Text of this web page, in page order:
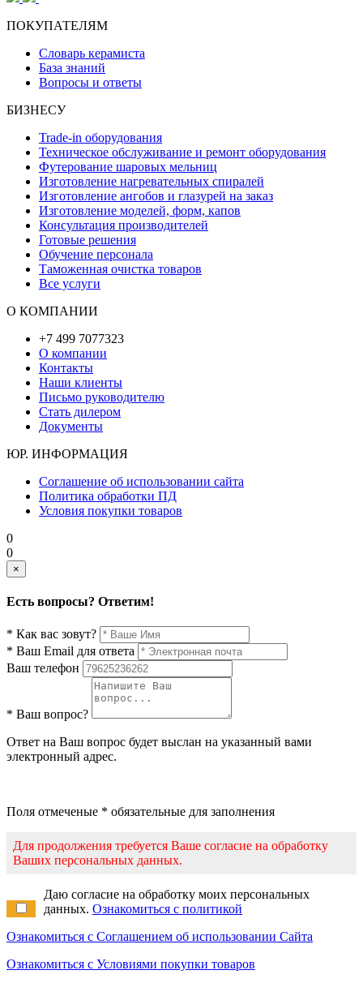
ПОКУПАТЕЛЯМ
Словарь керамиста
База знаний
Вопросы и ответы
БИЗНЕСУ
Trade-in оборудования
Техническое обслуживание и ремонт оборудования
Футерование шаровых мельниц
Изготовление нагревательных спиралей
Изготовление ангобов и глазурей на заказ
Изготовление моделей, форм, капов
Консультация производителей
Готовые решения
Обучение персонала
Таможенная очистка товаров
Все услуги
О КОМПАНИИ
+7 499 7077323
О компании
Контакты
Наши клиенты
Письмо руководителю
Стать дилером
Документы
ЮР. ИНФОРМАЦИЯ
Соглашение об использовании сайта
Политика обработки ПД
Условия покупки товаров
0
0
×
Есть вопросы? Ответим!
* Как вас зовут?
* Ваш Email для ответа
Ваш телефон
* Ваш вопрос?
Ответ на Ваш вопрос будет выслан на указанный вами
электронный адрес.
Поля отмеченые * обязательные для заполнения
Для продолжения требуется Ваше согласие на обработку
Ваших персональных данных.
Даю согласие на обработку моих персональных
данных. Ознакомиться с политикой
Ознакомиться с Соглашением об использовании Сайта
Ознакомиться с Условиями покупки товаров